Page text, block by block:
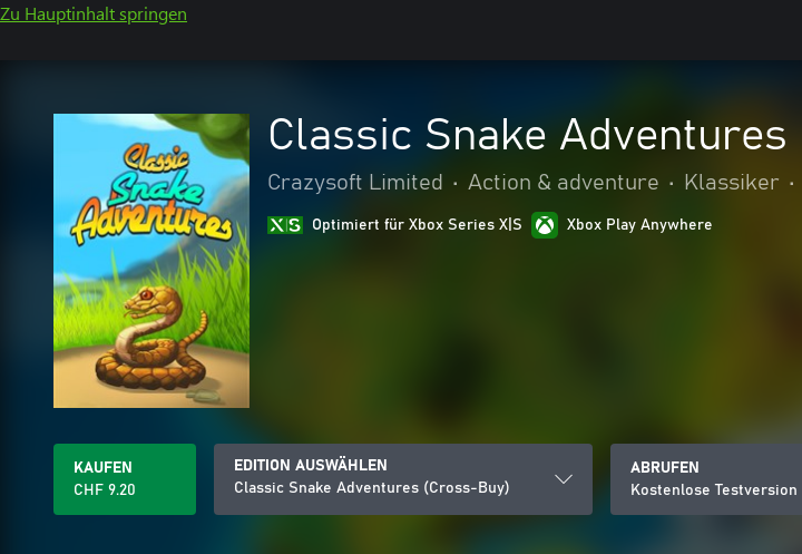
Zu Hauptinhalt springen
Classic Snake
Crazysoft Limited • Action & adventure • Klassiker •
Optimiert für Xbox Series X|S Xbox Play Anywhere
KAUFEN
CHF 9.20
EDITION AUSWÄHLEN
Classic Snake Adventures (Cross-Buy)
ABRUFEN
Kostenlose Testversion